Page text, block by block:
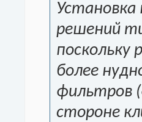
Установка
решений
поскольку
более
фильтров
стороне